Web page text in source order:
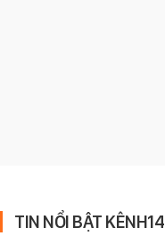
TIN NỔI BẬT KÊNH14